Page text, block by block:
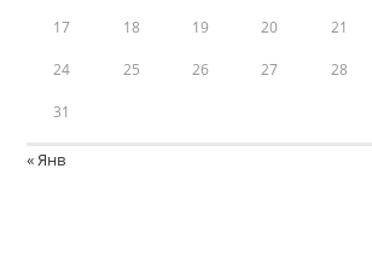
17 18 19 20 21
24 25 26 27 28
31
« Янв